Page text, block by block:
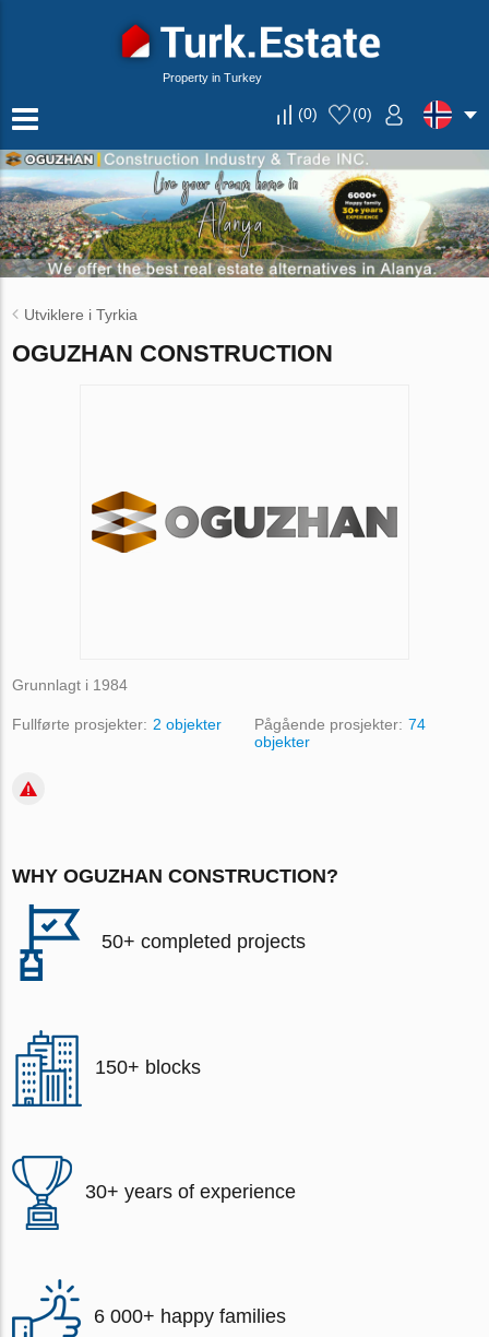
Property in Turkey
(0) (0)
Utviklere i Tyrkia
OGUZHAN CONSTRUCTION
Grunnlagt i 1984
Fullførte prosjekter: 2 objekter Pågående prosjekter: 74
objekter
WHY OGUZHAN CONSTRUCTION?
50+ completed projects
150+ blocks
30+ years of experience
6 000+ happy families